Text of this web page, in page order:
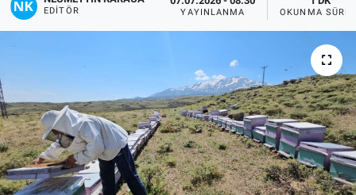
EDITÖR YAYINLANMA OKUNMA
Magazin
Resmi İlanlar
Sağlık
Siyaset